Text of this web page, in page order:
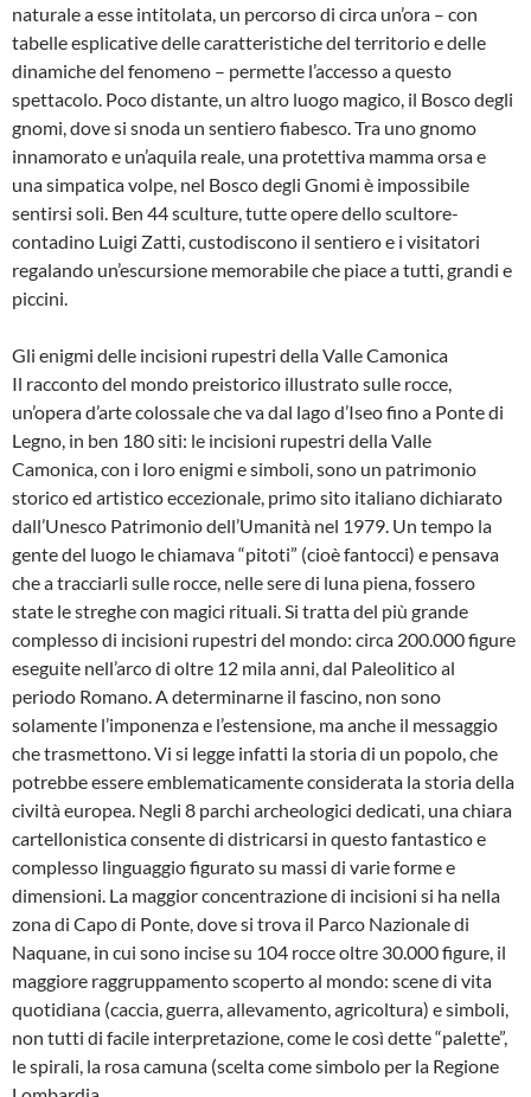
naturale a esse intitolata, un percorso di circa un’ora – con
tabelle esplicative delle caratteristiche del territorio e delle
dinamiche del fenomeno – permette l’accesso a questo
spettacolo. Poco distante, un altro luogo magico, il Bosco degli
gnomi, dove si snoda un sentiero fiabesco. Tra uno gnomo
innamorato e un’aquila reale, una protettiva mamma orsa e
una simpatica volpe, nel Bosco degli Gnomi è impossibile
sentirsi soli. Ben 44 sculture, tutte opere dello scultore-
contadino Luigi Zatti, custodiscono il sentiero e i visitatori
regalando un’escursione memorabile che piace a tutti, grandi e
piccini.
Gli enigmi delle incisioni rupestri della Valle Camonica
Il racconto del mondo preistorico illustrato sulle rocce,
un’opera d’arte colossale che va dal lago d’Iseo fino a Ponte di
Legno, in ben 180 siti: le incisioni rupestri della Valle
Camonica, con i loro enigmi e simboli, sono un patrimonio
storico ed artistico eccezionale, primo sito italiano dichiarato
dall’Unesco Patrimonio dell’Umanità nel 1979. Un tempo la
gente del luogo le chiamava “pitoti” (cioè fantocci) e pensava
che a tracciarli sulle rocce, nelle sere di luna piena, fossero
state le streghe con magici rituali. Si tratta del più grande
complesso di incisioni rupestri del mondo: circa 200.000 figure
eseguite nell’arco di oltre 12 mila anni, dal Paleolitico al
periodo Romano. A determinarne il fascino, non sono
solamente l’imponenza e l’estensione, ma anche il messaggio
che trasmettono. Vi si legge infatti la storia di un popolo, che
potrebbe essere emblematicamente considerata la storia della
civiltà europea. Negli 8 parchi archeologici dedicati, una chiara
cartellonistica consente di districarsi in questo fantastico e
complesso linguaggio figurato su massi di varie forme e
dimensioni. La maggior concentrazione di incisioni si ha nella
zona di Capo di Ponte, dove si trova il Parco Nazionale di
Naquane, in cui sono incise su 104 rocce oltre 30.000 figure, il
maggiore raggruppamento scoperto al mondo: scene di vita
quotidiana (caccia, guerra, allevamento, agricoltura) e simboli,
non tutti di facile interpretazione, come le così dette “palette”,
le spirali, la rosa camuna (scelta come simbolo per la Regione